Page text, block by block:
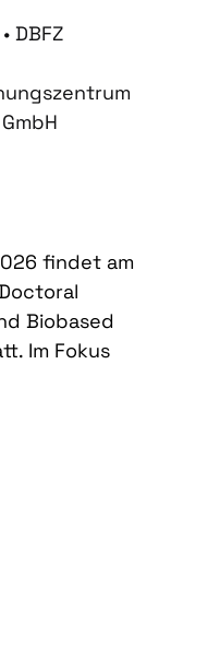
DBFZ
findet am
Biobased
Im Fokus